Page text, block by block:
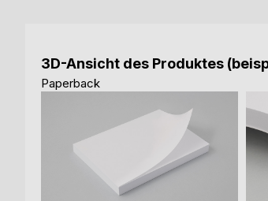
3D-Ansicht des Produktes
Paperback